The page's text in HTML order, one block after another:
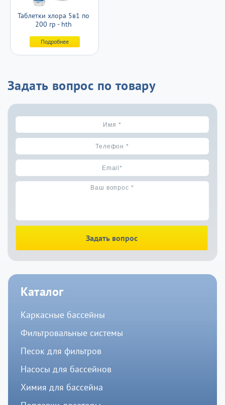
Таблетки хлора 5в1 по
200 гр - hth
Подробнее
Задать вопрос по товару
Задать вопрос
Каталог
Каркасные бассейны
Фильтровальные системы
Песок для фильтров
Насосы для бассейнов
Химия для бассейна